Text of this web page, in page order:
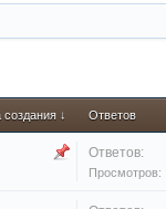
создания ↓ Ответов
Ответов:
Просмотров: